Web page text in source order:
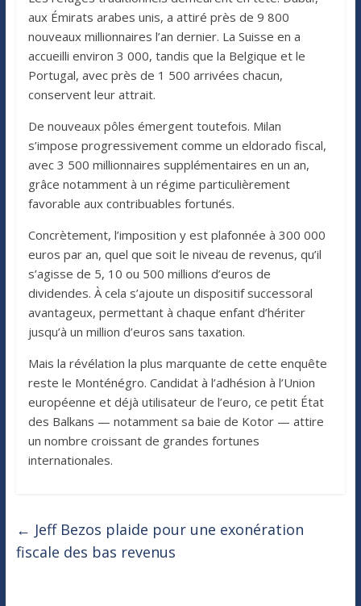
aux Émirats arabes unis, a attiré près de 9 800
nouveaux millionnaires l’an dernier. La Suisse en a
accueilli environ 3 000, tandis que la Belgique et le
Portugal, avec près de 1 500 arrivées chacun,
conservent leur attrait.
De nouveaux pôles émergent toutefois. Milan
s’impose progressivement comme un eldorado fiscal,
avec 3 500 millionnaires supplémentaires en un an,
grâce notamment à un régime particulièrement
favorable aux contribuables fortunés.
Concrètement, l’imposition y est plafonnée à 300 000
euros par an, quel que soit le niveau de revenus, qu’il
s’agisse de 5, 10 ou 500 millions d’euros de
dividendes. À cela s’ajoute un dispositif successoral
avantageux, permettant à chaque enfant d’hériter
jusqu’à un million d’euros sans taxation.
Mais la révélation la plus marquante de cette enquête
reste le Monténégro. Candidat à l’adhésion à l’Union
européenne et déjà utilisateur de l’euro, ce petit État
des Balkans — notamment sa baie de Kotor — attire
un nombre croissant de grandes fortunes
internationales.
← Jeff Bezos plaide pour une exonération
fiscale des bas revenus